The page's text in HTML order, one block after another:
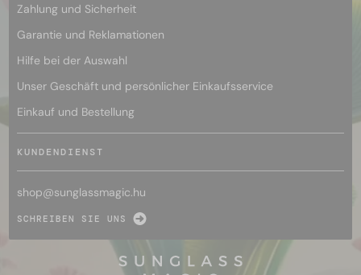
Zahlung und Sicherheit
Garantie und Reklamationen
Hilfe bei der Auswahl
Unser Geschäft und persönlicher Einkaufsservice
Einkauf und Bestellung
KUNDENDIENST
shop@sunglassmagic.hu
SCHREIBEN SIE UNS